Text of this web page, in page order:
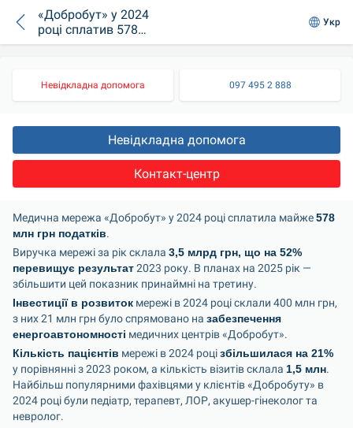
«Добробут» у 2024
році сплатив 578
млн грн податків
Укр
Невідкладна допомога 097 495 2 888
Невідкладна допомога
Контакт-центр
Медична мережа «Добробут» у 2024 році сплатила майже 578
млн грн податків.
Виручка мережі за рік склала 3,5 млрд грн, що на 52%
перевищує результат 2023 року. В планах на 2025 рік —
збільшити цей показник принаймні на третину.
Інвестиції в розвиток мережі в 2024 році склали 400 млн грн,
з них 21 млн грн було спрямовано на забезпечення
енергоавтономності медичних центрів «Добробут».
Кількість пацієнтів мережі в 2024 році збільшилася на 21%
у порівнянні з 2023 роком, а кількість візитів склала 1,5 млн.
Найбільш популярними фахівцями у клієнтів «Добробуту» в
2024 році були педіатр, терапевт, ЛОР, акушер-гінеколог та
невролог.